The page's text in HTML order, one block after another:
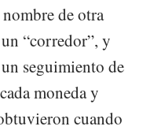
de otra
“corredor”, y
seguimiento de
moneda y
cuando